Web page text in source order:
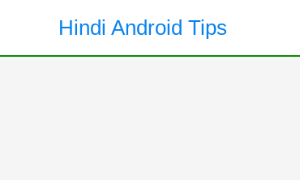
content
Hindi Android Tips